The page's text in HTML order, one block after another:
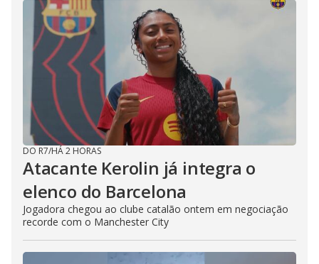
DO R7/HÁ 2 HORAS
Atacante Kerolin já integra o
elenco do Barcelona
Jogadora chegou ao clube catalão ontem em negociação
recorde com o Manchester City